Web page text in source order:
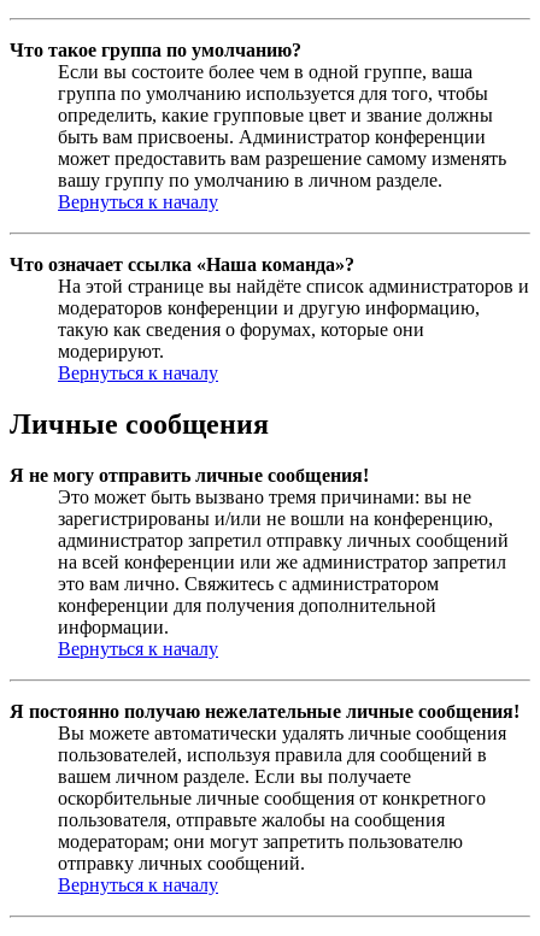
Что такое группа по умолчанию?
Если вы состоите более чем в одной группе, ваша
группа по умолчанию используется для того, чтобы
определить, какие групповые цвет и звание должны
быть вам присвоены. Администратор конференции
может предоставить вам разрешение самому изменять
вашу группу по умолчанию в личном разделе.
Вернуться к началу
Что означает ссылка «Наша команда»?
На этой странице вы найдёте список администраторов и
модераторов конференции и другую информацию,
такую как сведения о форумах, которые они
модерируют.
Вернуться к началу
Личные сообщения
Я не могу отправить личные сообщения!
Это может быть вызвано тремя причинами: вы не
зарегистрированы и/или не вошли на конференцию,
администратор запретил отправку личных сообщений
на всей конференции или же администратор запретил
это вам лично. Свяжитесь с администратором
конференции для получения дополнительной
информации.
Вернуться к началу
Я постоянно получаю нежелательные личные сообщения!
Вы можете автоматически удалять личные сообщения
пользователей, используя правила для сообщений в
вашем личном разделе. Если вы получаете
оскорбительные личные сообщения от конкретного
пользователя, отправьте жалобы на сообщения
модераторам; они могут запретить пользователю
отправку личных сообщений.
Вернуться к началу